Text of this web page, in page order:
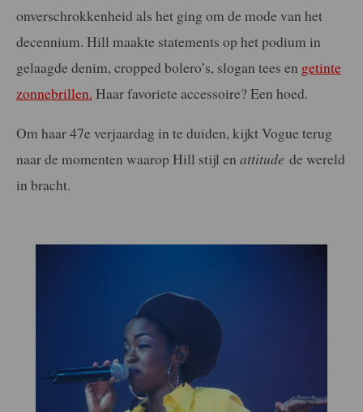
onverschrokkenheid als het ging om de mode van het
decennium. Hill maakte statements op het podium in
gelaagde denim, cropped bolero’s, slogan tees en getinte
zonnebrillen. Haar favoriete accessoire? Een hoed.
Om haar 47e verjaardag in te duiden, kijkt Vogue terug
naar de momenten waarop Hill stijl en attitude de wereld
in bracht.